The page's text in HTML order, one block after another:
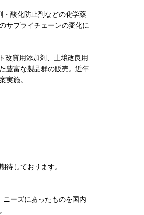
・酸化防止剤などの化学薬
サプライチェーンの変化に
改質用添加剤、土壌改良用
豊富な製品群の販売。近年
実施。
待しております。
ーズにあったものを国内